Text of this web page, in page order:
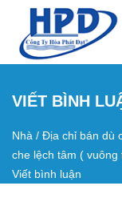
Nhảy đến nội dung
VIẾT BÌNH
Bạn
Nhà / Địa chỉ bán dù
che lệch tâm ( vuông
Viết bình luận